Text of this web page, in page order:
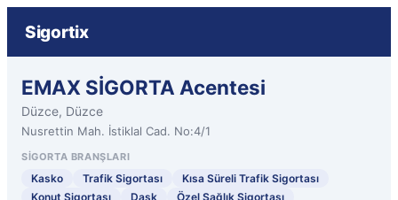
Sigortix
EMAX SİGORTA Acentesi
Düzce, Düzce
Nusrettin Mah. İstiklal Cad. No:4/1
SIGORTA BRANŞLARI
Kasko Trafik Sigortası
Kısa Süreli Trafik Sigortası
Konut Sigortası
Dask
Özel Sağlık Sigortası